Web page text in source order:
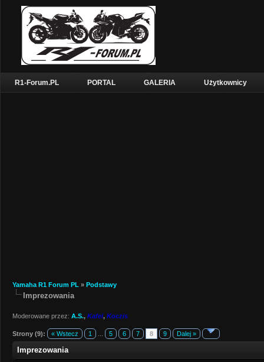
R1-Forum.PL PORTAL GALERIA Użytkownicy
Yamaha R1 Forum PL » Podstawy
Imprezowania
Moderowane przez: A.S., Kafel, Koczis
Strony (9): « Wstecz 1 5 6 7 8 9 Dalej »
Imprezowania